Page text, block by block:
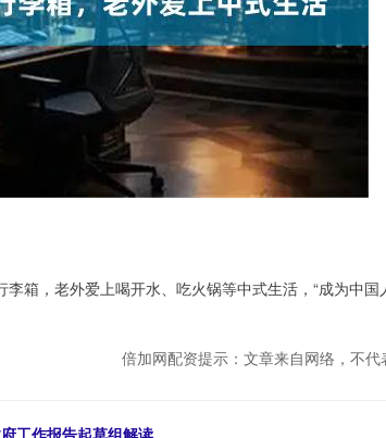
箱，老外爱上喝开水、吃火锅等中式生活，“成为中国
倍加网配资提示：文章来自网络，不代
工作报告起草组解读